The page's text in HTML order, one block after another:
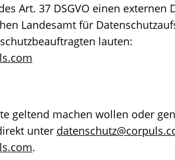
Art. 37 DSGVO einen
Landesamt für
lauten:
geltend machen wollen oder
unter
.